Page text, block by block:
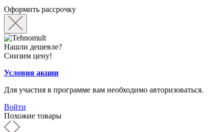
Оформить рассрочку
Нашли дешевле?
Снизим цену!
Условия акции
Для участия в программе вам необходимо авторизоваться.
Войти
Похожие товары